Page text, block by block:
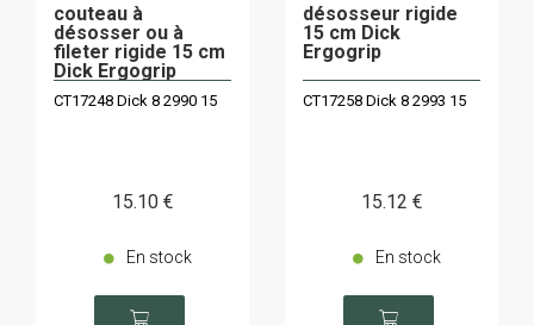
couteau à
désosser ou à
fileter rigide 15 cm
Dick Ergogrip
CT17248 Dick 8 2990 15
15.10 €
En stock
désosseur rigide
15 cm Dick
Ergogrip
CT17258 Dick 8 2993 15
15.12 €
En stock